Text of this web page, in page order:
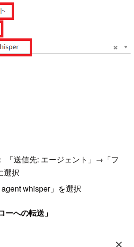
「送信先: エージェント」→「フ
選択
whisper」を選択
ーへの転送」